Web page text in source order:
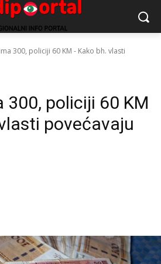
300, policiji 60 KM - Kako bh. vlasti
300, policiji 60 KM
povećavaju